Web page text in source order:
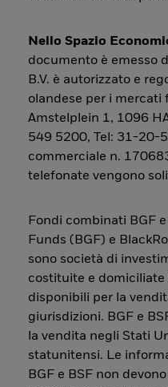
Nello Spazio
documento è emesso
B.V. è autorizzato e
olandese per i mercati
Amstelplein 1, 1096
549 5200, Tel: 31-20-
commerciale n.
telefonate vengono
Fondi combinati BGF e
Funds (BGF) e
sono società di
costituite e domiciliate
disponibili per la
giurisdizioni. BGF e
la vendita negli Stati
statunitensi. Le
BGF e BSF non